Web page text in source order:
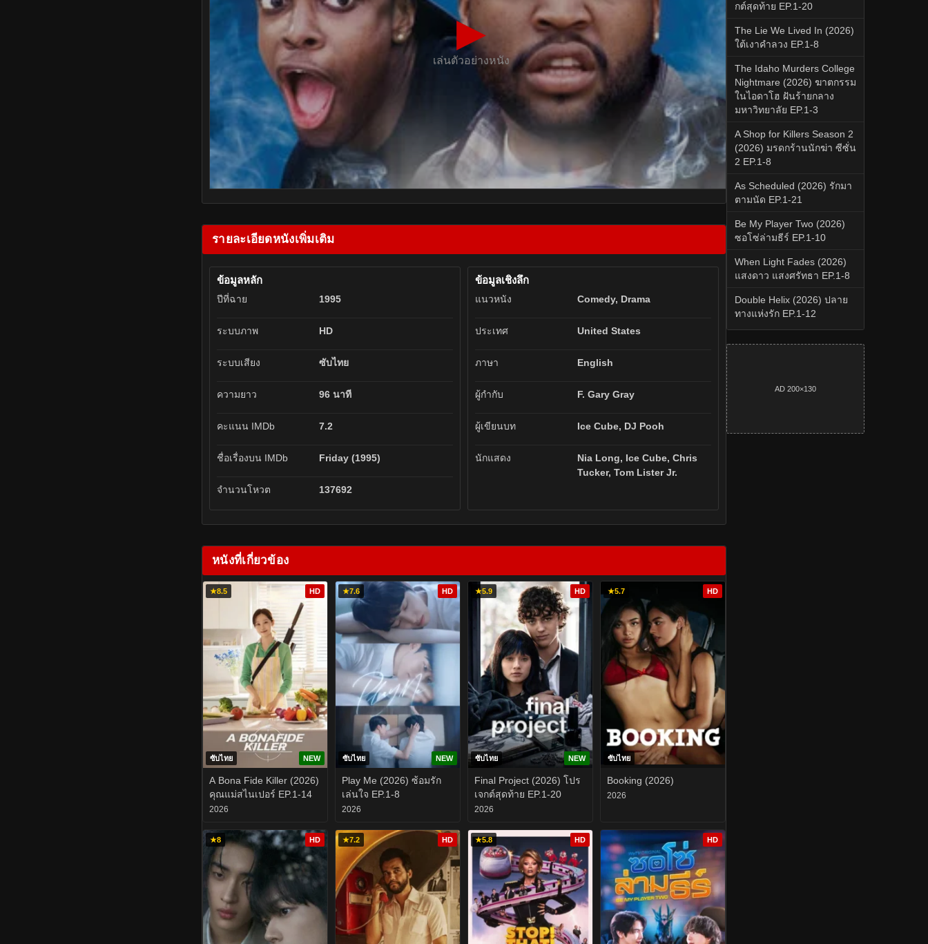
▶
เล่นตัวอย่างหนัง
รายละเอียดหนังเพิ่มเติม
ข้อมูลหลัก
ปีที่ฉาย 1995
ระบบภาพ HD
ระบบเสียง ซับไทย
ความยาว 96 นาที
คะแนน IMDb 7.2
ชื่อเรื่องบน IMDb Friday (1995)
จำนวนโหวต 137692
ข้อมูลเชิงลึก
แนวหนัง Comedy, Drama
ประเทศ United States
ภาษา English
ผู้กำกับ F. Gary Gray
ผู้เขียนบท Ice Cube, DJ Pooh
นักแสดง
Nia Long, Ice Cube, Chris
Tucker, Tom Lister Jr.
หนังที่เกี่ยวข้อง
★8.5 HD
ซับไทย NEW
A Bona Fide Killer (2026)
คุณแม่สไนเปอร์ EP.1-14
2026
★7.6 HD
ซับไทย NEW
Play Me (2026) ซ้อมรัก
เล่นใจ EP.1-8
2026
★5.9 HD
ซับไทย NEW
Final Project (2026) โปร
เจกต์สุดท้าย EP.1-20
2026
★5.7 HD
ซับไทย
Booking (2026)
2026
★8 HD ★7.2 HD ★5.8 HD HD
กต์สุดท้าย EP.1-20
The Lie We Lived In (2026)
ใต้เงาคำลวง EP.1-8
The Idaho Murders College
Nightmare (2026) ฆาตกรรม
ในไอดาโฮ ฝันร้ายกลาง
มหาวิทยาลัย EP.1-3
A Shop for Killers Season 2
(2026) มรดกร้านนักฆ่า ซีซั่น
2 EP.1-8
As Scheduled (2026) รักมา
ตามนัด EP.1-21
Be My Player Two (2026)
ซอโซ่ล่ามธีร์ EP.1-10
When Light Fades (2026)
แสงดาว แสงศรัทธา EP.1-8
Double Helix (2026) ปลาย
ทางแห่งรัก EP.1-12
AD 200×130